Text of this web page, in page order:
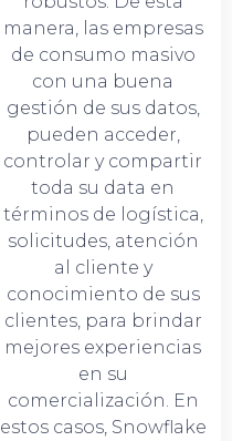
manera, las empresas
de consumo masivo
con una buena
gestión de sus datos,
pueden acceder,
controlar y compartir
toda su data en
términos de logística,
solicitudes, atención
al cliente y
conocimiento de sus
clientes, para brindar
mejores experiencias
en su
comercialización. En
estos casos, Snowflake